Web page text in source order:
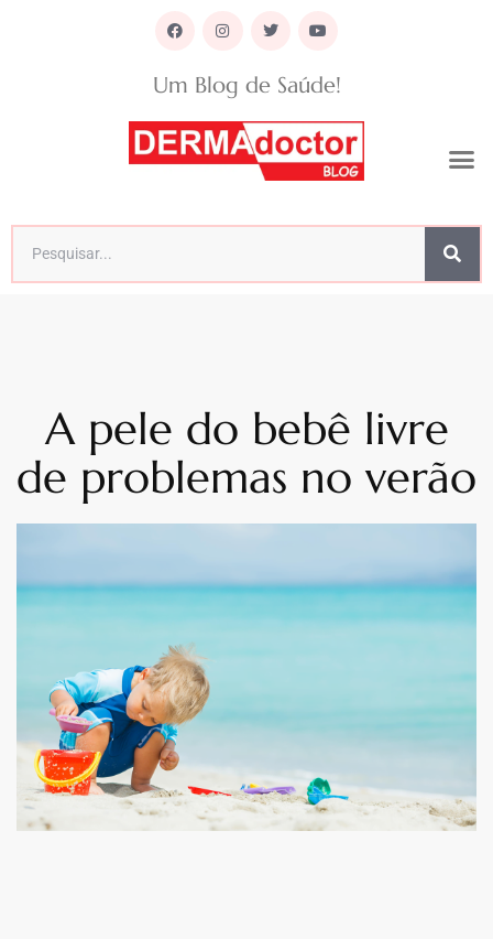
Um Blog de Saúde!
A pele do bebê livre
de problemas no verão